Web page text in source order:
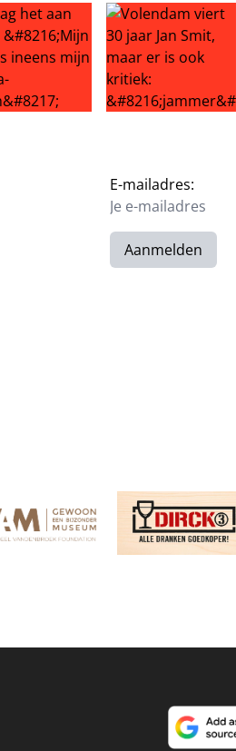
E-mailadres:
Aanmelden